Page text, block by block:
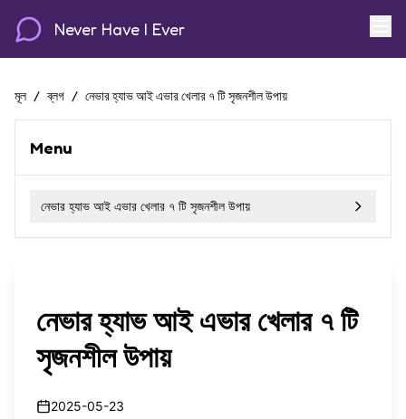
Never Have I Ever
মূল / ব্লগ / নেভার হ্যাভ আই এভার খেলার ৭ টি সৃজনশীল উপায়
Menu
নেভার হ্যাভ আই এভার খেলার ৭ টি সৃজনশীল উপায়
নেভার হ্যাভ আই এভার খেলার ৭ টি
সৃজনশীল উপায়
2025-05-23